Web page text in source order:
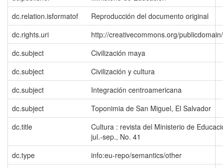
dc.relation.isformatof
Reproducción del documento original
dc.rights.uri
http://creativecommons.org/
dc.subject
Civilización maya
dc.subject
Civilización y cultura
dc.subject
Integración centroamericana
dc.subject
Toponimia de San Miguel, El Salvador
dc.title
Cultura : revista del Ministerio de
jul.-sep., No. 41
dc.type
info:eu-repo/semantics/other